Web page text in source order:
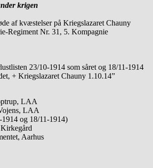
krigen
af kvæstelser på Kriegslazaret Chauny
Regiment Nr. 31, 5. Kompagnie
23/10-1914 som såret og 18/11-1914
+ Kriegslazaret Chauny 1.10.14”
LAA
LAA
og 18/11-1914)
Aarhus